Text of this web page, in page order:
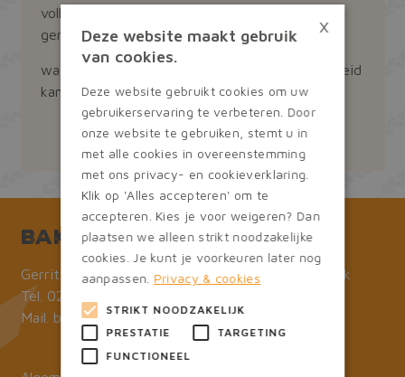
volkoren-brood waar lekker veel zaden en
geroosterde stukjes soja in zijn verwerkt.
wat weer een positieve invloed op je gezondheid
kan hebben.
Bakker Meijer
Gerrit van Assendelftstraat 7, 1961 NH Heemskerk
Tel. 0251-232669
Mail. bestellingen@bakkermeijer.nl
×
Deze website maakt gebruik
van cookies.
Deze website gebruikt cookies om uw
gebruikerservaring te verbeteren. Door
onze website te gebruiken, stemt u in
met alle cookies in overeenstemming
met ons privacy- en cookieverklaring.
Klik op 'Alles accepteren' om te
accepteren. Kies je voor weigeren? Dan
plaatsen we alleen strikt noodzakelijke
cookies. Je kunt je voorkeuren later nog
aanpassen. Privacy & cookies
STRIKT NOODZAKELIJK
PRESTATIE
TARGETING
FUNCTIONEEL